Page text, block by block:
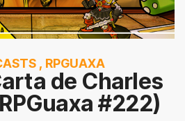
, RPGUAXA
de Charles
#222)